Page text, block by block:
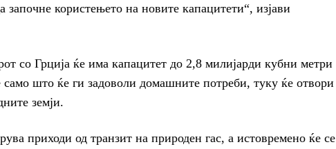
користењето на новите капацитети“, изјави
со Грција ќе има капацитет до 2,8 милијарди кубни метри
што ќе ги задоволи домашните потреби, туку ќе отвори
земји.
приходи од транзит на природен гас, а истовремено ќе се